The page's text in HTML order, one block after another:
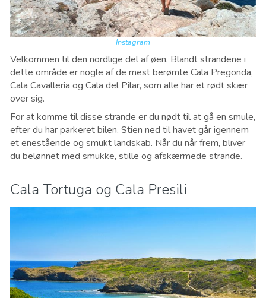
Instagram
Velkommen til den nordlige del af øen. Blandt strandene i
dette område er nogle af de mest berømte Cala Pregonda,
Cala Cavalleria og Cala del Pilar, som alle har et rødt skær
over sig.
For at komme til disse strande er du nødt til at gå en smule,
efter du har parkeret bilen. Stien ned til havet går igennem
et enestående og smukt landskab. Når du når frem, bliver
du belønnet med smukke, stille og afskærmede strande.
Cala Tortuga og Cala Presili